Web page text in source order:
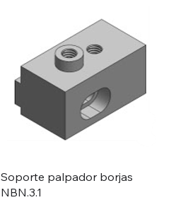
Soporte palpador borjas
NBN.3.1